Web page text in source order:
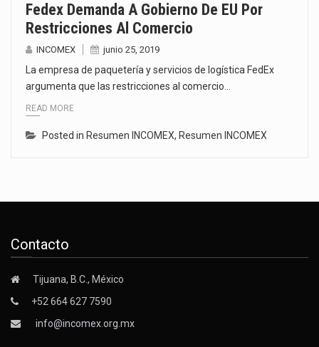
Fedex Demanda A Gobierno De EU Por
Restricciones Al Comercio
INCOMEX junio 25, 2019
La empresa de paquetería y servicios de logística FedEx
argumenta que las restricciones al comercio…
READ MORE
Posted in Resumen INCOMEX, Resumen INCOMEX
Contacto
Tijuana, B.C., México
+52 664 627 7590
info@incomex.org.mx